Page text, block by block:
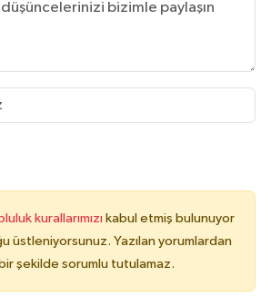
kurallarımızı kabul etmiş bulunuyor
üstleniyorsunuz. Yazılan yorumlardan
şekilde sorumlu tutulamaz.